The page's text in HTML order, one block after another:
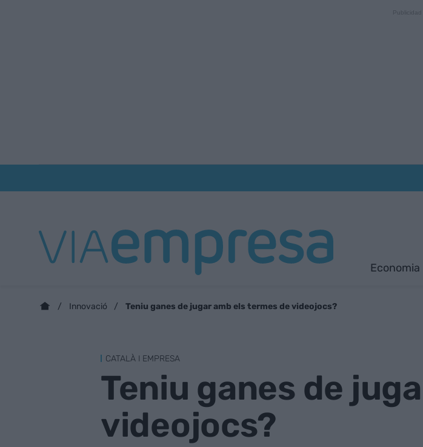
Economia
Innovació Teniu ganes de jugar amb els termes de videojocs?
CATALÀ I EMPRESA
Teniu ganes de
videojocs?